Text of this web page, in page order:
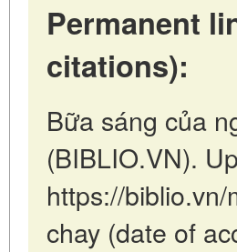
Permanent
citations):
Bữa sáng của
(BIBLIO.VN).
https://
chay (date of